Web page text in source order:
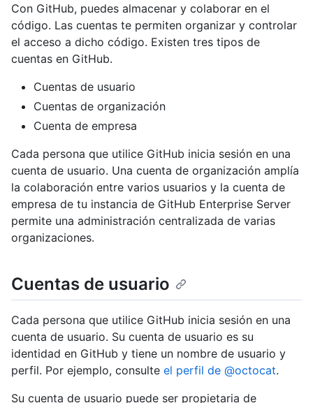
Con GitHub, puedes almacenar y colaborar en el
código. Las cuentas te permiten organizar y controlar
el acceso a dicho código. Existen tres tipos de
cuentas en GitHub.
Cuentas de usuario
Cuentas de organización
Cuenta de empresa
Cada persona que utilice GitHub inicia sesión en una
cuenta de usuario. Una cuenta de organización amplía
la colaboración entre varios usuarios y la cuenta de
empresa de tu instancia de GitHub Enterprise Server
permite una administración centralizada de varias
organizaciones.
Cuentas de usuario
Cada persona que utilice GitHub inicia sesión en una
cuenta de usuario. Su cuenta de usuario es su
identidad en GitHub y tiene un nombre de usuario y
perfil. Por ejemplo, consulte el perfil de @octocat.
Su cuenta de usuario puede ser propietaria de